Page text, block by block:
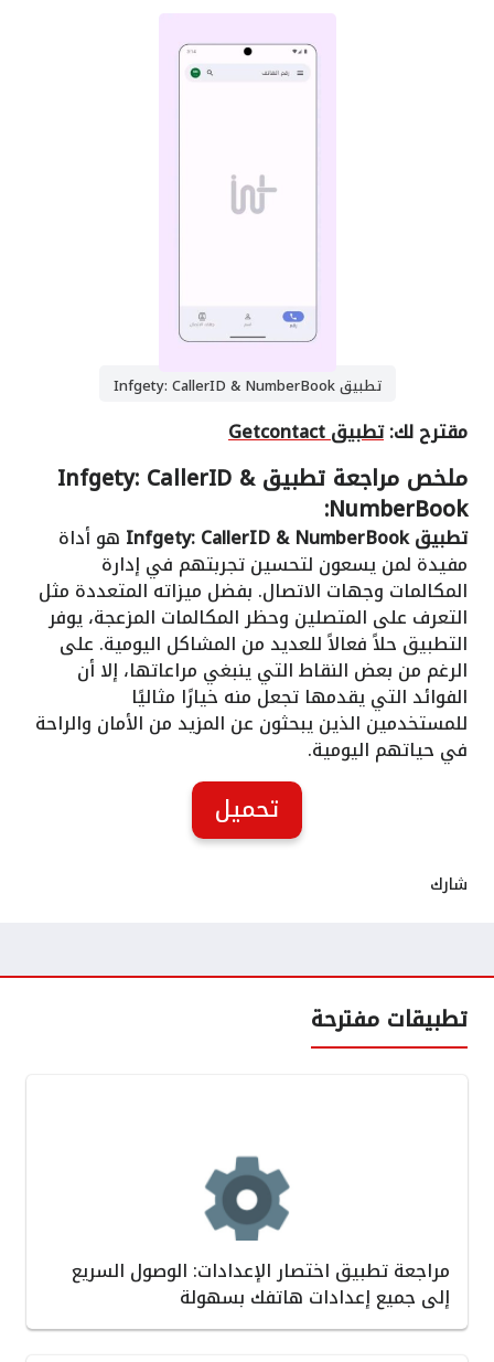
تطبيق Infgety: CallerID & NumberBook
مقترح لك:تطبيق Getcontact
ملخص مراجعة تطبيق Infgety: CallerID &
NumberBook:
تطبيق Infgety: CallerID & NumberBook هو أداة
مفيدة لمن يسعون لتحسين تجربتهم في إدارة
المكالمات وجهات الاتصال. بفضل ميزاته المتعددة مثل
التعرف على المتصلين وحظر المكالمات المزعجة، يوفر
التطبيق حلاً فعالاً للعديد من المشاكل اليومية. على
الرغم من بعض النقاط التي ينبغي مراعاتها، إلا أن
الفوائد التي يقدمها تجعل منه خيارًا مثاليًا
للمستخدمين الذين يبحثون عن المزيد من الأمان والراحة
في حياتهم اليومية.
تحميل
شارك
تطبيقات مفترحة
مراجعة تطبيق اختصار الإعدادات: الوصول السريع
إلى جميع إعدادات هاتفك بسهولة